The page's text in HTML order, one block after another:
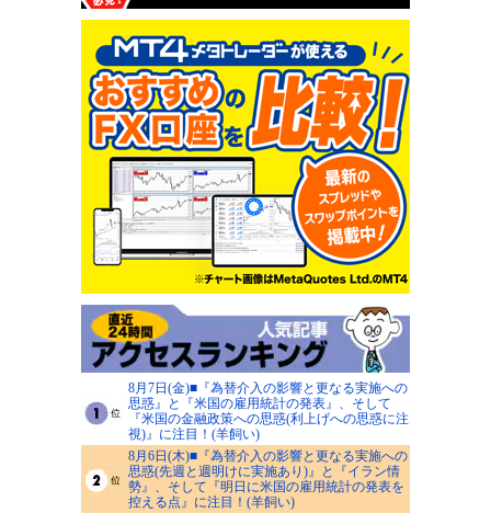
8月7日(金)■『為替介入の影響と更なる実施への
思惑』と『米国の雇用統計の発表』、そして
『米国の金融政策への思惑(利上げへの思惑に注
視)』に注目！(羊飼い)
8月6日(木)■『為替介入の影響と更なる実施への
思惑(先週と週明けに実施あり)』と『イラン情
勢』、そして『明日に米国の雇用統計の発表を
控える点』に注目！(羊飼い)